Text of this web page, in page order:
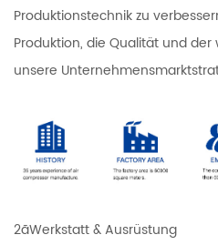
Produktionstechnik zu
Produktion, die Qualität und
unsere
2ãWerkstatt & Ausrüstung